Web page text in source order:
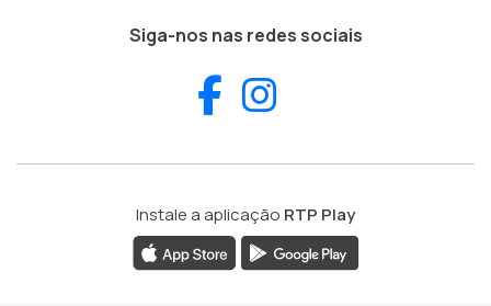
Siga-nos nas redes sociais
Facebook
Instale a aplicação RTP Play